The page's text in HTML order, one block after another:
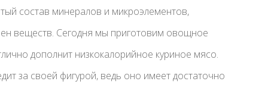
состав минералов и микроэлементов,
веществ. Сегодня мы приготовим овощное
дополнит низкокалорийное куриное мясо.
за своей фигурой, ведь оно имеет достаточно